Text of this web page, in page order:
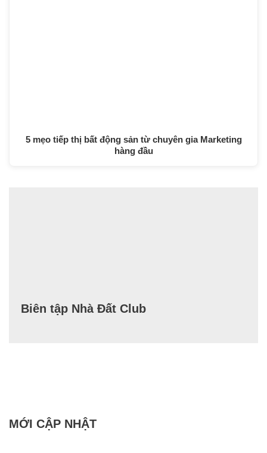
5 mẹo tiếp thị bất động sản từ chuyên gia Marketing
hàng đầu
Biên tập Nhà Đất Club
MỚI CẬP NHẬT